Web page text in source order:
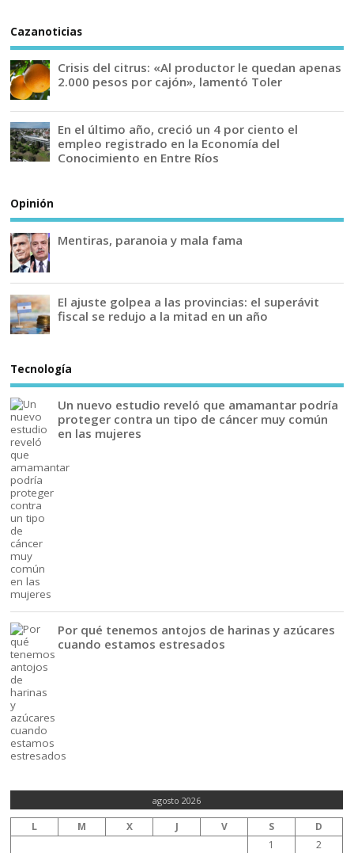
Cazanoticias
Crisis del citrus: «Al productor le quedan apenas
2.000 pesos por cajón», lamentó Toler
En el último año, creció un 4 por ciento el
empleo registrado en la Economía del
Conocimiento en Entre Ríos
Opinión
Mentiras, paranoia y mala fama
El ajuste golpea a las provincias: el superávit
fiscal se redujo a la mitad en un año
Tecnología
Un nuevo estudio reveló que amamantar podría
proteger contra un tipo de cáncer muy común
en las mujeres
Por qué tenemos antojos de harinas y azúcares
cuando estamos estresados
agosto 2026
L M X J V S
D
1
2